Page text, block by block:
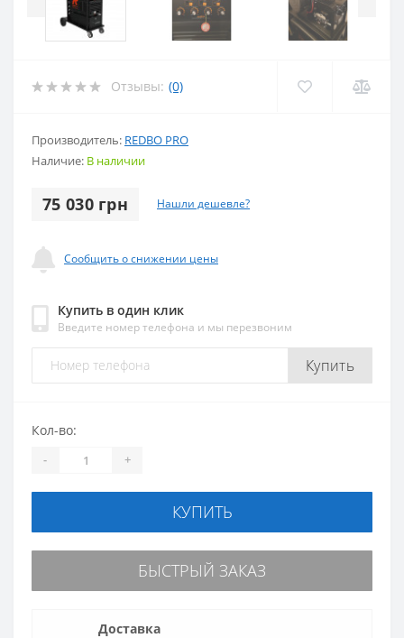
Отзывы: (0)
Производитель: REDBO PRO
Наличие: В наличии
75 030 грн Нашли дешевле?
Сообщить о снижении цены
Купить в один клик
Введите номер телефона и мы перезвоним
Купить
Кол-во:
- +
КУПИТЬ
БЫСТРЫЙ ЗАКАЗ
Доставка